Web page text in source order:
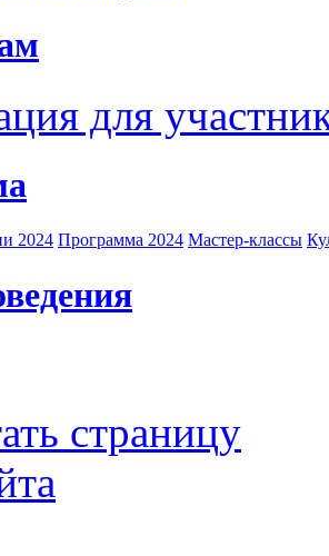
для
2024 Программа 2024 Мастер-классы
страницу